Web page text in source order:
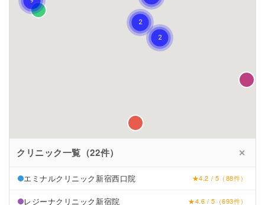
クリニック一覧（22件） ✕
エミナルクリニック新宿西口院 ★4.2 / 5（88件）
レジーナクリニック新宿院 ★4.6 / 5（693件）